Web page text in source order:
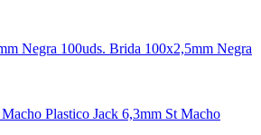
Brida 100x2,5mm Negra
Jack 6,3mm St Macho